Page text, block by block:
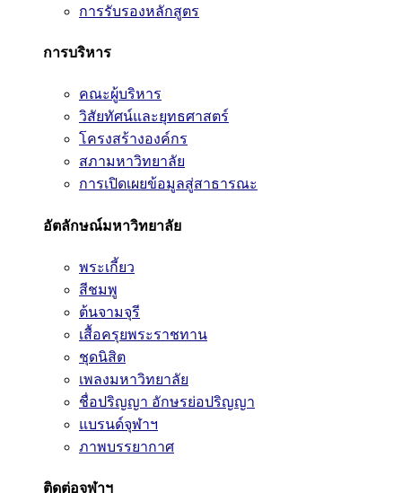
การรับรองหลักสูตร
การบริหาร
คณะผู้บริหาร
วิสัยทัศน์และยุทธศาสตร์
โครงสร้างองค์กร
สภามหาวิทยาลัย
การเปิดเผยข้อมูลสู่สาธารณะ
อัตลักษณ์มหาวิทยาลัย
พระเกี้ยว
สีชมพู
ต้นจามจุรี
เสื้อครุยพระราชทาน
ชุดนิสิต
เพลงมหาวิทยาลัย
ชื่อปริญญา อักษรย่อปริญญา
แบรนด์จุฬาฯ
ภาพบรรยากาศ
ติดต่อจุฬาฯ